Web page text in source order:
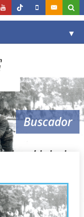
▼
▼
▼
Buscador
miguel injurian